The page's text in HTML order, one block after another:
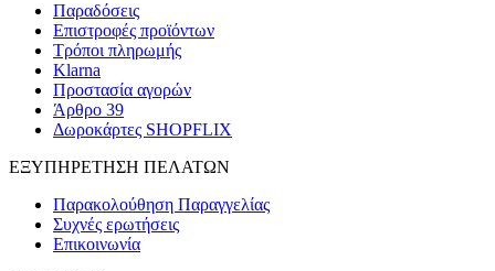
Παραδόσεις
Επιστροφές προϊόντων
Τρόποι πληρωμής
Klarna
Προστασία αγορών
Άρθρο 39
Δωροκάρτες SHOPFLIX
ΕΞΥΠΗΡΕΤΗΣΗ ΠΕΛΑΤΩΝ
Παρακολούθηση Παραγγελίας
Συχνές ερωτήσεις
Επικοινωνία